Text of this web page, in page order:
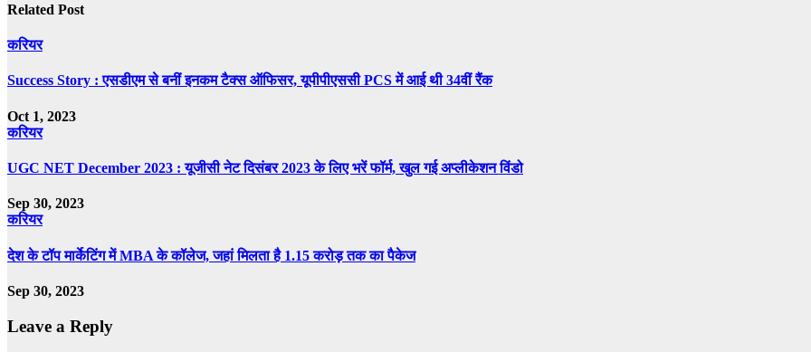
Related Post
करियर
Success Story : एसडीएम से बनीं इनकम टैक्स ऑफिसर, यूपीपीएससी PCS में आई थी 34वीं रैंक
Oct 1, 2023
करियर
UGC NET December 2023 : यूजीसी नेट दिसंबर 2023 के लिए भरें फॉर्म, खुल गई अप्लीकेशन विंडो
Sep 30, 2023
करियर
देश के टॉप मार्केटिंग में MBA के कॉलेज, जहां मिलता है 1.15 करोड़ तक का पैकेज
Sep 30, 2023
Leave a Reply